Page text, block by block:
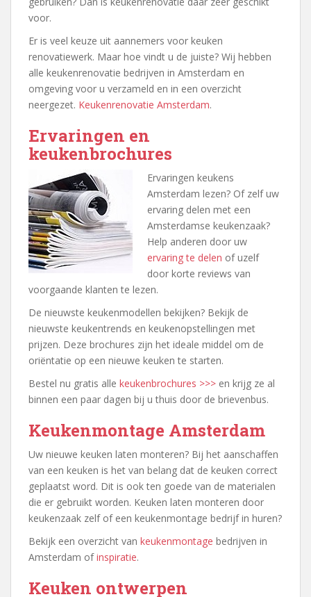
voor.
Er is veel keuze uit aannemers voor keuken
renovatiewerk. Maar hoe vindt u de juiste? Wij hebben
alle keukenrenovatie bedrijven in Amsterdam en
omgeving voor u verzameld en in een overzicht
neergezet. Keukenrenovatie Amsterdam.
Ervaringen en
keukenbrochures
Ervaringen keukens
Amsterdam lezen? Of zelf uw
ervaring delen met een
Amsterdamse keukenzaak?
Help anderen door uw
ervaring te delen of uzelf
door korte reviews van
voorgaande klanten te lezen.
De nieuwste keukenmodellen bekijken? Bekijk de
nieuwste keukentrends en keukenopstellingen met
prijzen. Deze brochures zijn het ideale middel om de
oriëntatie op een nieuwe keuken te starten.
Bestel nu gratis alle keukenbrochures >>> en krijg ze al
binnen een paar dagen bij u thuis door de brievenbus.
Keukenmontage Amsterdam
Uw nieuwe keuken laten monteren? Bij het aanschaffen
van een keuken is het van belang dat de keuken correct
geplaatst word. Dit is ook ten goede van de materialen
die er gebruikt worden. Keuken laten monteren door
keukenzaak zelf of een keukenmontage bedrijf in huren?
Bekijk een overzicht van keukenmontage bedrijven in
Amsterdam ofinspiratie.
Keuken ontwerpen